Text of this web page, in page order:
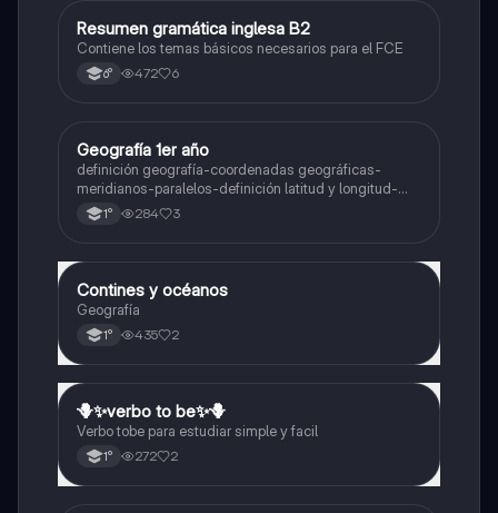
Inglés
Resumen gramática inglesa B2
Contiene los temas básicos necesarios para el FCE
6° 472 6
Geografía
Geografía 1er año
definición geografía-coordenadas geográficas-
meridianos-paralelos-definición latitud y longitud-
elementos del mapa-definición mapa-localización
relativa y absoluta
1° 284 3
Geografía
Contines y océanos
Geografía
1° 435 2
Inglés
🪻✨️verbo to be✨️🪻
Verbo tobe para estudiar simple y facil
1° 272 2